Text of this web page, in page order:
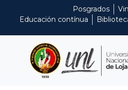
Posgrados
Educación contínua